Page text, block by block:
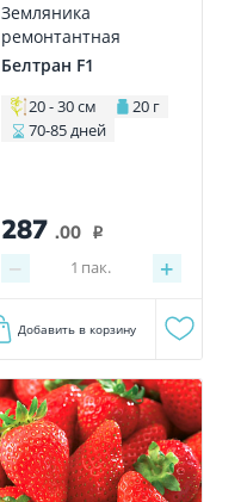
Земляника
ремонтантная
Белтран F1
20 - 30 см
20 г
70-85 дней
287 .00 i
− +
1 пак.
Добавить в корзину